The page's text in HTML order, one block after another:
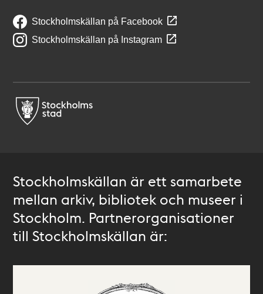
Stockholmskällan på Facebook
Stockholmskällan på Instagram
Stockholmskällan är ett samarbete
mellan arkiv, bibliotek och museer i
Stockholm. Partnerorganisationer
till Stockholmskällan är: